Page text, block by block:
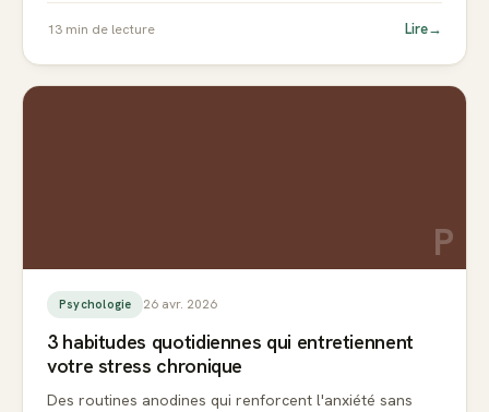
13 min de lecture Lire→
P
Psychologie 26 avr. 2026
3 habitudes quotidiennes qui entretiennent
votre stress chronique
Des routines anodines qui renforcent l'anxiété sans